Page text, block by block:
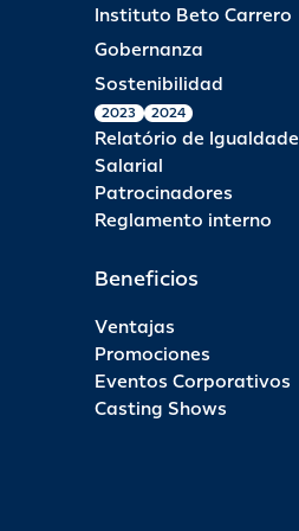
Instituto Beto Carrero
Gobernanza
Sostenibilidad
2023 2024
Relatório de Igualdade
Salarial
Patrocinadores
Reglamento interno
Beneficios
Ventajas
Promociones
Eventos Corporativos
Casting Shows